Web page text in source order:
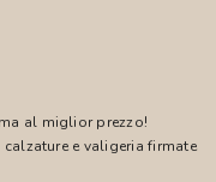
al miglior prezzo!
e valigeria firmate